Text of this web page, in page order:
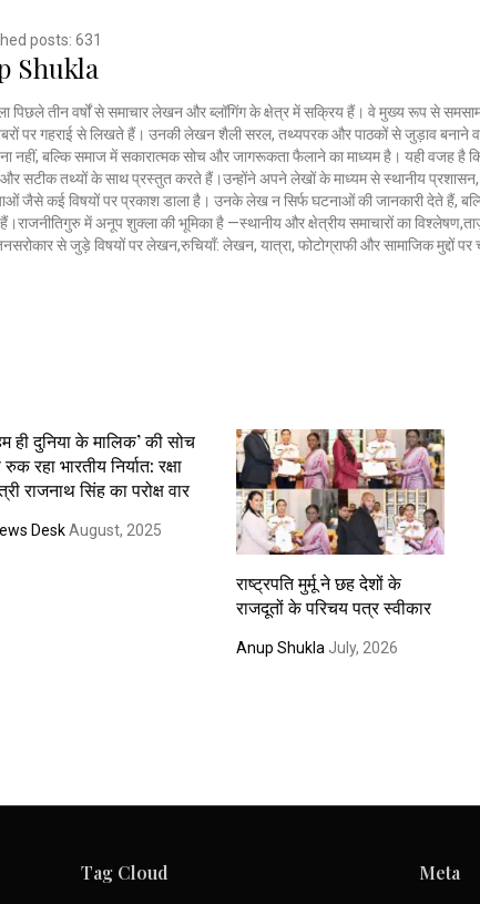
posts: 631
Shukla
पिछले तीन वर्षों से समाचार लेखन और ब्लॉगिंग के क्षेत्र में सक्रिय हैं। वे मुख्य रूप से
पर गहराई से लिखते हैं। उनकी लेखन शैली सरल, तथ्यपरक और पाठकों से जुड़ाव बनाने
नहीं, बल्कि समाज में सकारात्मक सोच और जागरूकता फैलाने का माध्यम है। यही वजह है कि
सटीक तथ्यों के साथ प्रस्तुत करते हैं।उन्होंने अपने लेखों के माध्यम से स्थानीय प्रशासन,
जैसे कई विषयों पर प्रकाश डाला है। उनके लेख न सिर्फ घटनाओं की जानकारी देते हैं,
में अनूप शुक्ला की भूमिका है —स्थानीय और क्षेत्रीय समाचारों का
से जुड़े विषयों पर लेखन,रुचियाँ: लेखन, यात्रा, फोटोग्राफी और सामाजिक मुद्दों पर
ही दुनिया के मालिक’ की सोच
रहा भारतीय निर्यात: रक्षा
राजनाथ सिंह का परोक्ष वार
DeskAugust, 2025
राष्ट्रपति मुर्मू ने छह देशों के
राजदूतों के परिचय पत्र स्वीकार
Anup Shukla July, 2026
Tag Cloud Meta